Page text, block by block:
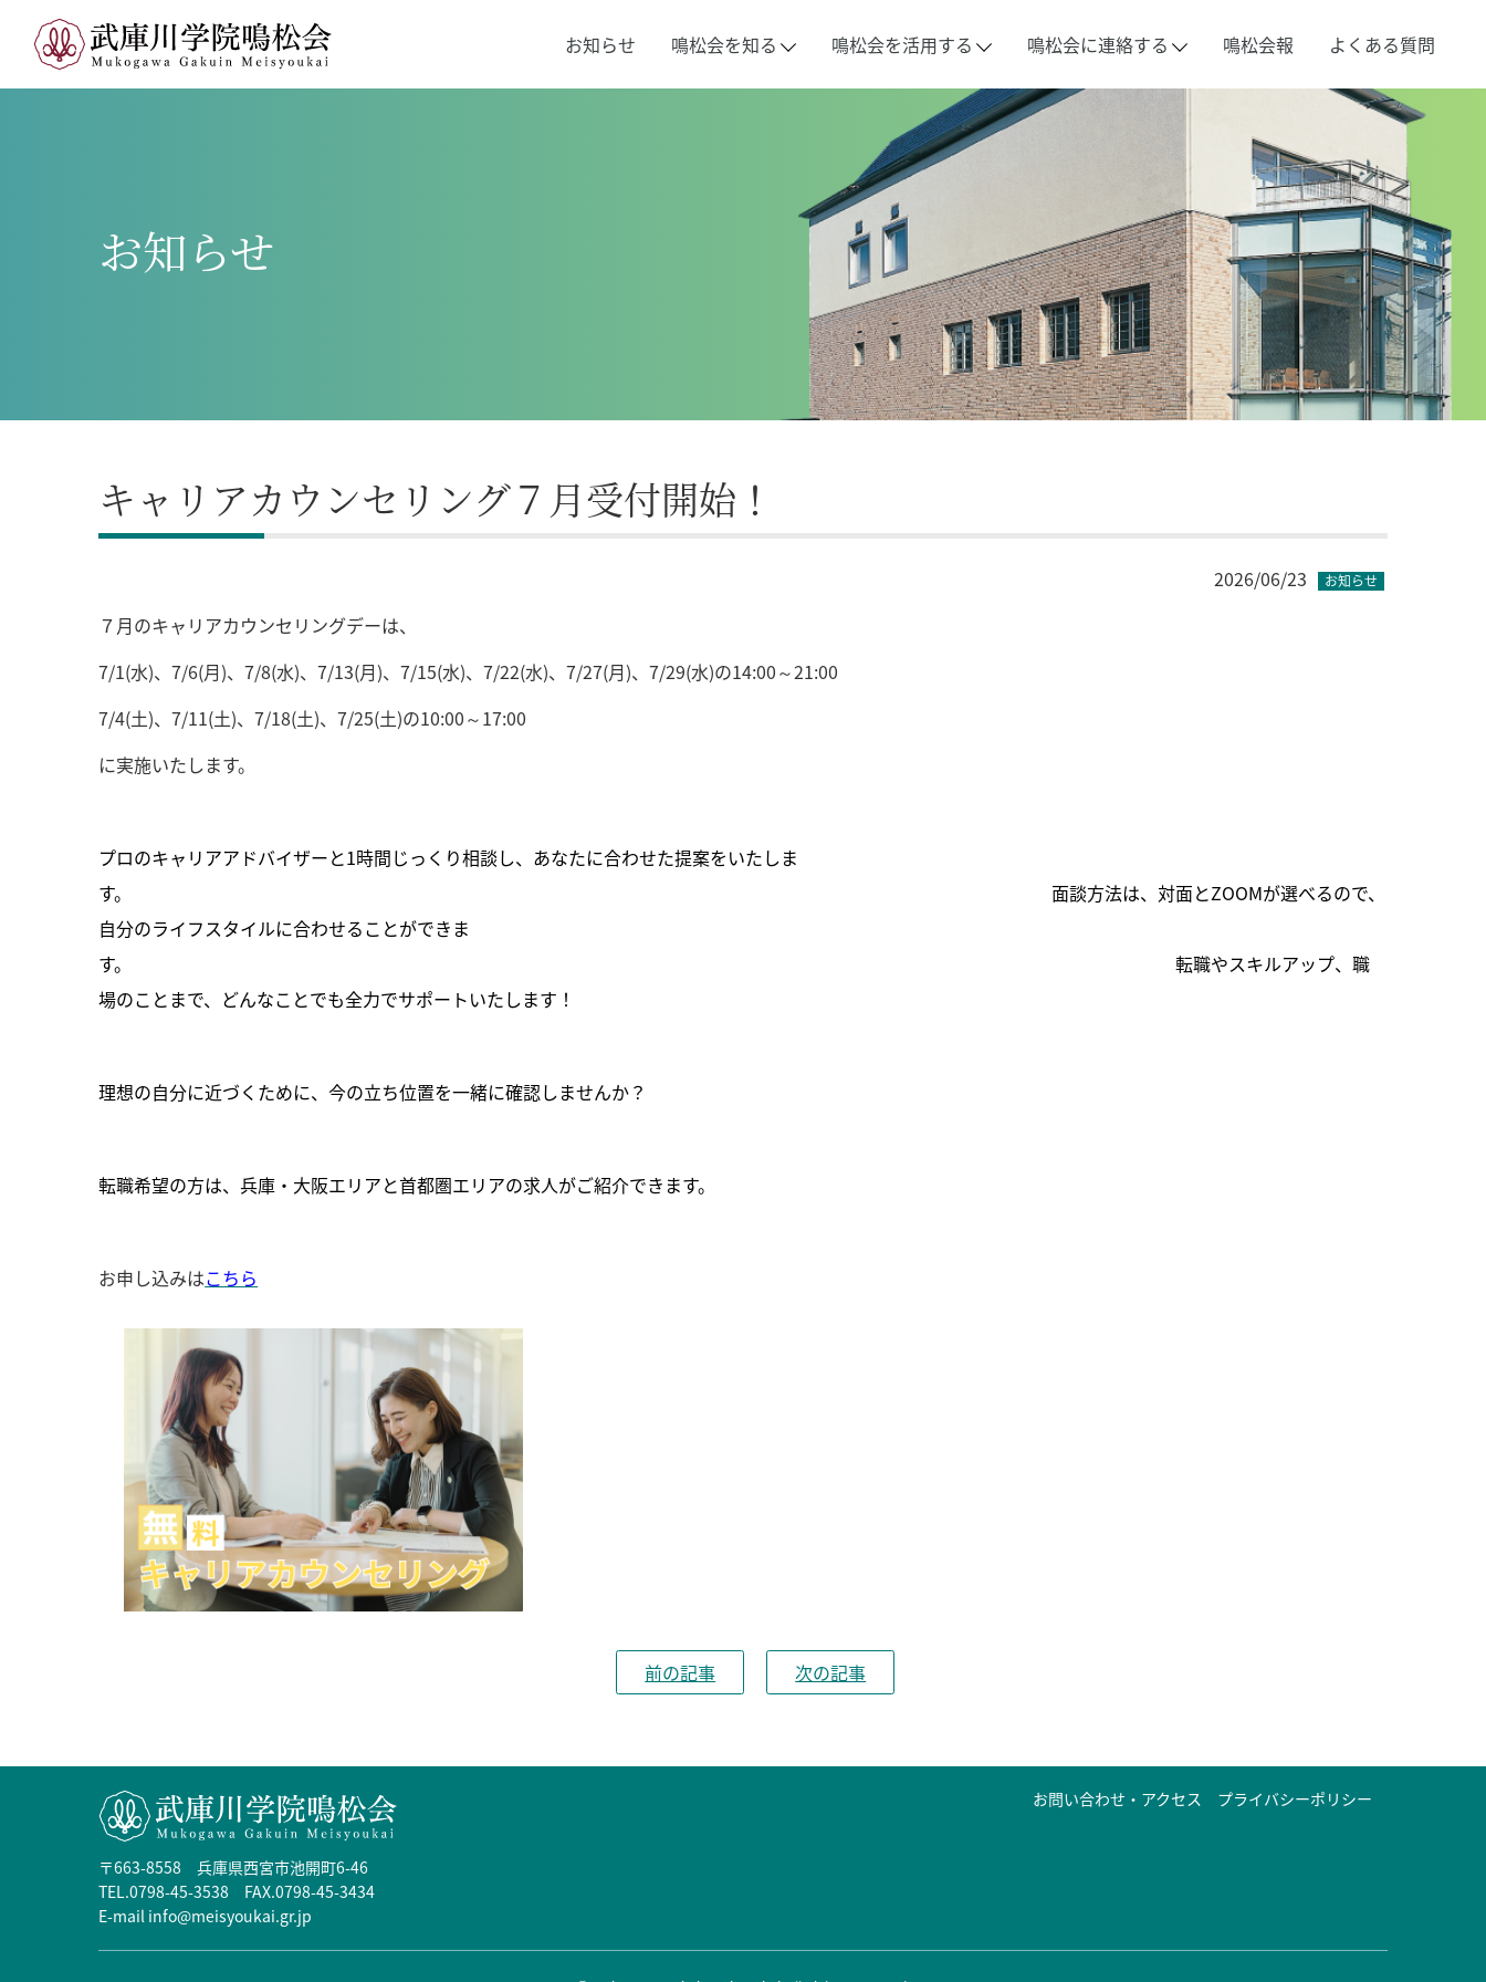
お知らせ 鳴松会を知る 鳴松会を活用する 鳴松会に連絡する 鳴松会報 よくある質問
お知 らせ
キャリアカウンセリング７月受付開始！
2026/06/23 お知らせ
７月のキャリアカウンセリングデーは、
7/1(水)、7/6(月)、7/8(水)、7/13(月)、7/15(水)、7/22(水)、7/27(月)、7/29(水)の14:00～21:00
7/4(土)、7/11(土)、7/18(土)、7/25(土)の10:00～17:00
に実施いたします。
プロのキャリアアドバイザーと1時間じっくり相談し、あなたに合わせた提案をいたしま
す。 面談方法は、対面とZOOMが選べるので、
自分のライフスタイルに合わせることができま
す。 転職やスキルアップ、職
場のことまで、どんなことでも全力でサポートいたします！
理想の自分に近づくために、今の立ち位置を一緒に確認しませんか？
転職希望の方は、兵庫・大阪エリアと首都圏エリアの求人がご紹介できます。
お申し込みはこちら
前の記事 次の記事
〒663-8558 兵庫県西宮市池開町6-46
TEL.0798-45-3538 FAX.0798-45-3434
E-mail info@meisyoukai.gr.jp
お問い合わせ・アクセス プライバシーポリシー